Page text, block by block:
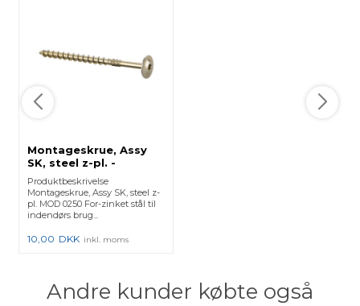
Montageskrue, Assy
SK, steel z-pl. -
(250250808) 250250-
808 - 50 Stk.
Produktbeskrivelse
Montageskrue, Assy SK, steel z-
pl. MOD 0250 For-zinket stål til
indendørs brug...
10,00 DKK inkl. moms
Andre kunder købte også